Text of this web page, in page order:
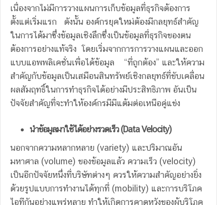
เนื่องจากไม่มีการวางแผนการเก็บข้อมูลที่ธุรกิจต้องการ
ตั้งแต่เริ่มแรก ดังนั้น องค์กรยุคใหม่ต้องมีกลยุทธ์สำคัญ
ในการได้มาซึ่งข้อมูลเชิงลึกซึ่งเป็นข้อมูลที่ธุรกิจของตน
ต้องการอย่างแท้จริง โดยเริ่มจากการการวางแผนและออก
แบบแอพพลิเคชั่นเพื่อได้ข้อมูล “ที่ถูกต้อง” และให้ความ
สำคัญกับข้อมูลเป็นเสมือนสินทรัพย์เชิงกลยุทธ์ที่ขับเคลื่อน
ผลสัมฤทธิ์ในการทำธุรกิจได้อย่างมีประสิทธิภาพ อันเป็น
ปัจจัยสำคัญที่จะทำให้องค์กรมีมีแต้มต่อเหนือคู่แข่ง
นำข้อมูลมาใช้ได้อย่างรวดเร็ว(Data Velocity)
นอกจากความหลากหลาย (variety) และปริมาณอัน
มหาศาล (volume) ของข้อมูลแล้ว ความเร็ว (velocity)
เป็นอีกปัจจัยหนึ่งที่บริษัทต่างๆ ควรให้ความสำคัญอย่างยิ่ง
ด้วยรูปแบบการทำงานได้ทุกที่ (mobility) และการบริโภค
ไอทีกันอย่างแพร่หลาย ทำให้เกิดการคาดหวังของผู้บริโภค